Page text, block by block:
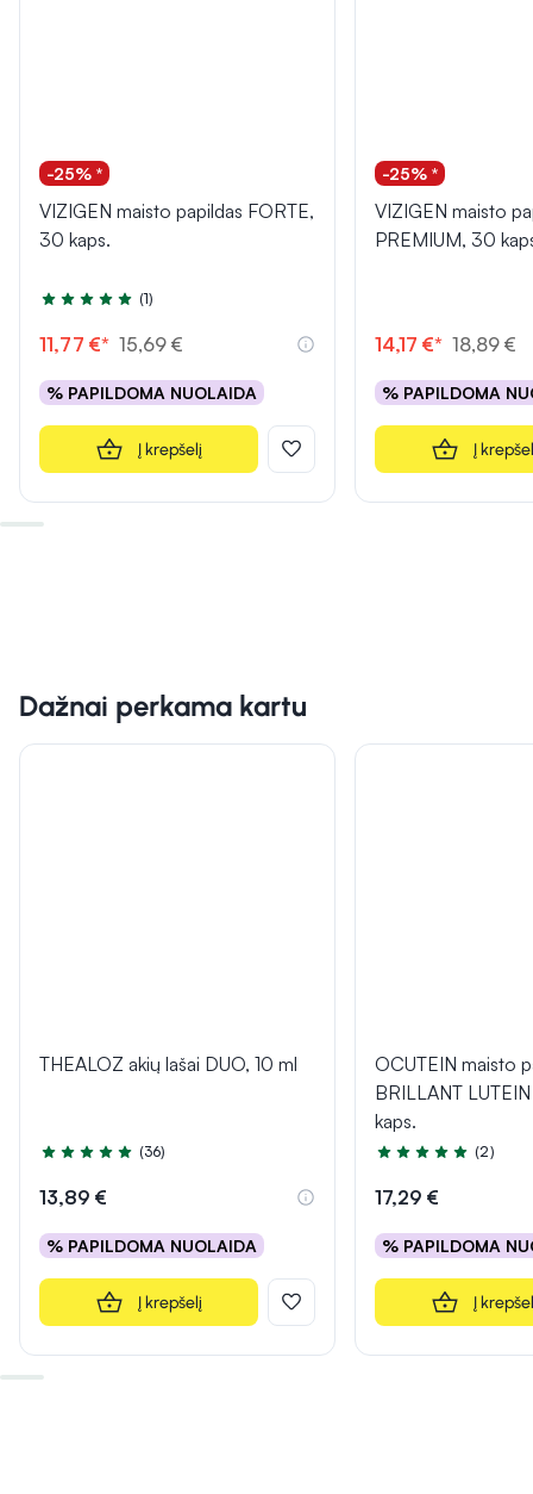
-25% *
VIZIGEN maisto papildas FORTE,
30 kaps.
Įvertinimas 5.0 iš 5
(1)
11,77 €* 15,69 €
% PAPILDOMA NUOLAIDA
Į krepšelį
-25% *
VIZIGEN maisto
PREMIUM, 30
14,17 €* 18,89 €
% PAPILDOMA
Į
Dažnai perkama kartu
THEALOZ akių lašai DUO, 10 ml
Įvertinimas 5.0 iš 5
(36)
13,89 €
% PAPILDOMA NUOLAIDA
Į krepšelį
OCUTEIN maisto
BRILLANT
kaps.
Įvertinimas 5.0 iš 5
(2)
17,29 €
% PAPILDOMA
Į